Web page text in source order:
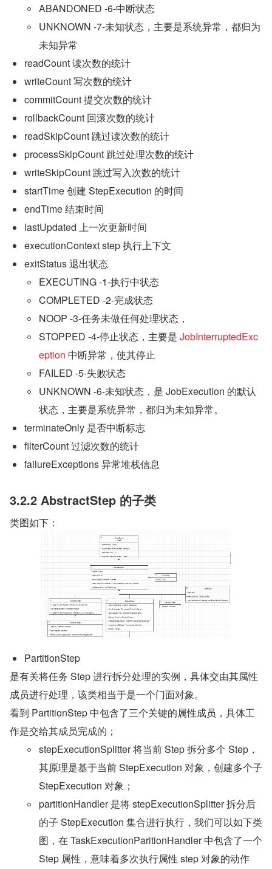
ABANDONED -6-中断状态
UNKNOWN -7-未知状态，主要是系统异常，都归为
未知异常
readCount 读次数的统计
writeCount 写次数的统计
commitCount 提交次数的统计
rollbackCount 回滚次数的统计
readSkipCount 跳过读次数的统计
processSkipCount 跳过处理次数的统计
writeSkipCount 跳过写入次数的统计
startTime 创建 StepExecution 的时间
endTime 结束时间
lastUpdated 上一次更新时间
executionContext step 执行上下文
exitStatus 退出状态
EXECUTING -1-执行中状态
COMPLETED -2-完成状态
NOOP -3-任务未做任何处理状态，
STOPPED -4-停止状态，主要是 JobInterruptedExc
eption 中断异常，使其停止
FAILED -5-失败状态
UNKNOWN -6-未知状态，是 JobExecution 的默认
状态，主要是系统异常，都归为未知异常。
terminateOnly 是否中断标志
filterCount 过滤次数的统计
failureExceptions 异常堆栈信息
3.2.2 AbstractStep 的子类
类图如下：
PartitionStep
是有关将任务 Step 进行拆分处理的实例，具体交由其属性
成员进行处理，该类相当于是一个门面对象。
看到 PartitionStep 中包含了三个关键的属性成员，具体工
作是交给其成员完成的；
stepExecutionSplitter 将当前 Step 拆分多个 Step，
其原理是基于当前 StepExecution 对象，创建多个子
StepExecution 对象；
partitionHandler 是将 stepExecutionSplitter 拆分后
的子 StepExecution 集合进行执行，我们可以如下类
图，在 TaskExecutionParitionHandler 中包含了一个
Step 属性，意味着多次执行属性 step 对象的动作